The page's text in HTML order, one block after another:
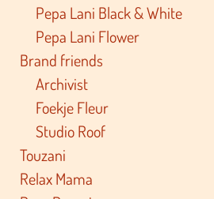
Pepa Lani Black & White
Pepa Lani Flower
Brand friends
Archivist
Foekje Fleur
Studio Roof
Touzani
Relax Mama